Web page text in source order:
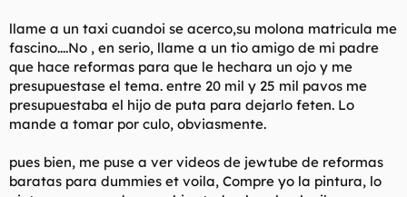
llame a un taxi cuandoi se acerco,su molona matricula me
fascino....No , en serio, llame a un tio amigo de mi padre
que hace reformas para que le hechara un ojo y me
presupuestase el tema. entre 20 mil y 25 mil pavos me
presupuestaba el hijo de puta para dejarlo feten. Lo
mande a tomar por culo, obviasmente.
pues bien, me puse a ver videos de jewtube de reformas
baratas para dummies et voila, Compre yo la pintura, lo